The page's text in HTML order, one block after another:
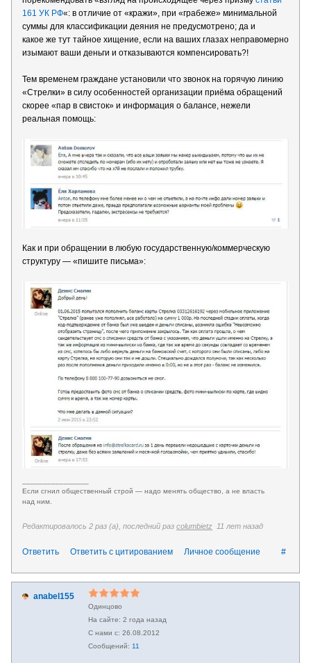
161 УК РФ«: в отличие от «кражи», при «грабеже» минимальной
суммы для классификации деяния не предусмотрено; да и
какое же тут тайное хищение, если на ваших глазах неправомерно
изымают ваши деньги и отказываются компенсировать?!
Тем временем граждане установили что звонок на горячую линию
«Стрелки» в силу особенностей организации приёма обращений
скорее «пар в свисток» и информация о балансе, нежели
реальная помощь:
Как и при обращении в любую государственную/коммерческую
структуру — «пишите письма»:
Если сгнил общественный строй — надо менять общество, а не власть
над ним.
Редактировалось 2 раз (а), последний раз columbietz 11 лет назад
#
Ответить Ответить с цитированием Личное сообщение
anabel155
Одинцово
2 года назад
26.08.2012
11